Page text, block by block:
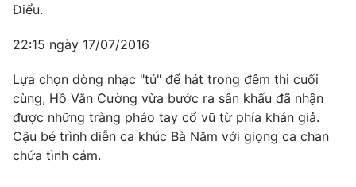
Điểu.
22:15 ngày 17/07/2016
Lựa chọn dòng nhạc "tủ" để hát trong đêm thi cuối
cùng, Hồ Văn Cường vừa bước ra sân khấu đã nhận
được những tràng pháo tay cổ vũ từ phía khán giả.
Cậu bé trình diễn ca khúc Bà Năm với giọng ca chan
chứa tình cảm.